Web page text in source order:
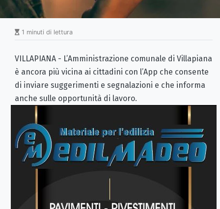
1 minuti di lettura
VILLAPIANA - L’Amministrazione comunale di Villapiana
è ancora più vicina ai cittadini con l’App che consente
di inviare suggerimenti e segnalazioni e che informa
anche sulle opportunità di lavoro.